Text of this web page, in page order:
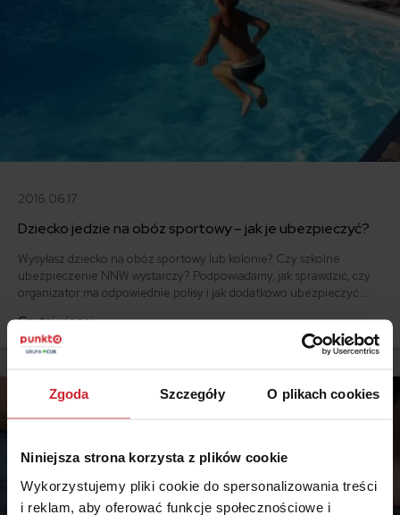
Zgoda Szczegóły O plikach cookies
Niniejsza strona korzysta z plików cookie
Wykorzystujemy pliki cookie do spersonalizowania treści
i reklam, aby oferować funkcje społecznościowe i
2016.06.17
Dziecko jedzie na obóz sportowy – jak je ubezpieczyć?
Wysyłasz dziecko na obóz sportowy lub kolonie? Czy szkolne
ubezpieczenie NNW wystarczy? Podpowiadamy, jak sprawdzić, czy
organizator ma odpowiednie polisy i jak dodatkowo ubezpieczyć
Czytaj więcej